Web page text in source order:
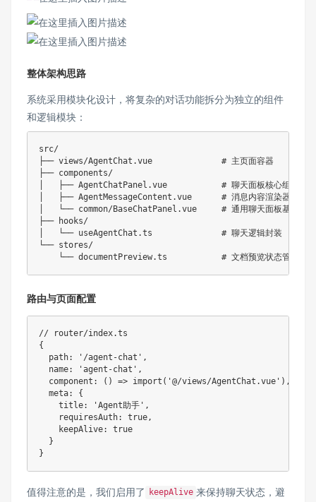
整体架构思路
系统采用模块化设计，将复杂的对话功能拆分为独立的组件
和逻辑模块：
src/
├── views/AgentChat.vue              # 主页面容器
├── components/
│   ├── AgentChatPanel.vue           # 聊天面板核心组件
│   ├── AgentMessageContent.vue      # 消息内容渲染器
│   └── common/BaseChatPanel.vue     # 通用聊天面板基类
├── hooks/
│   └── useAgentChat.ts              # 聊天逻辑封装
└── stores/
路由与页面配置
// router/index.ts
{
  path
: '/agent-chat' ,
  name
: 'agent-chat' ,
component : ( ) => import ( '@/views/AgentChat.vue' ) ,
  meta
:
{
    title
: 'Agent助手' ,
    requiresAuth
: true ,
    keepAlive
:
true
}
}
值得注意的是，我们启用了 keepAlive 来保持聊天状态，避